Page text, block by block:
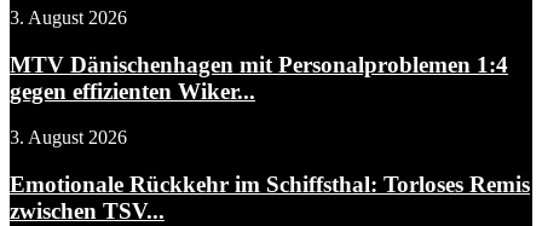
3. August 2026
MTV Dänischenhagen mit Personalproblemen 1:4
gegen effizienten Wiker...
3. August 2026
Emotionale Rückkehr im Schiffsthal: Torloses Remis
zwischen TSV...